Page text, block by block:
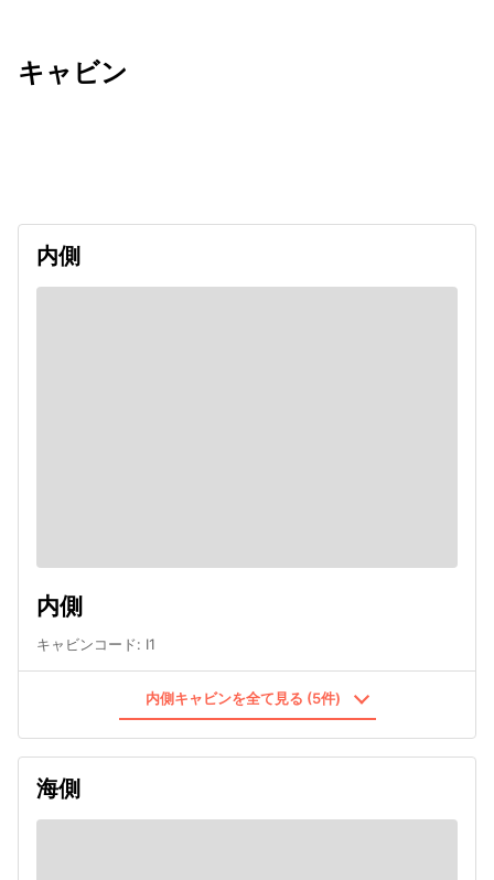
キャビン
内側
内側
キャビンコード: I1
内側キャビンを全て見る (5件)
海側